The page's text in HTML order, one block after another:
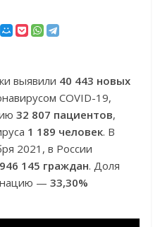
выявили 40 443 новых
COVID-19,
32 807 пациентов,
1 189 человек. В
2021, в России
946 145 граждан. Доля
—33,30%